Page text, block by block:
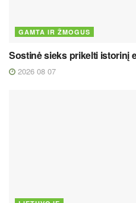
GAMTA IR ŽMOGUS
Sostinė sieks prikelti istorinį
2026 08 07